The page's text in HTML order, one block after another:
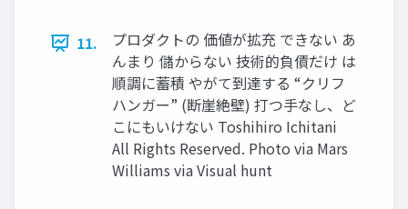
11.
プロダクトの 価値が拡充 できない あ
んまり 儲からない 技術的負債だけ は
順調に蓄積 やがて到達する “クリフ
ハンガー” (断崖絶壁) 打つ⼿なし、ど
こにもいけない Toshihiro Ichitani
All Rights Reserved. Photo via Mars
Williams via Visual hunt